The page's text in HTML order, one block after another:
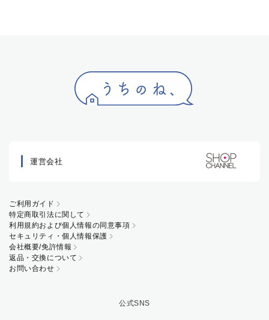
運営会社
ご利用ガイド
特定商取引法に関して
利用規約および個人情報の同意事項
セキュリティ・個人情報保護
会社概要/免許情報
返品・交換について
お問い合わせ